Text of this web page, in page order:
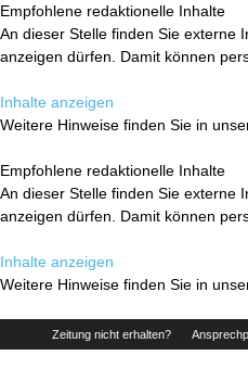
Empfohlene redaktionelle Inhalte
An dieser Stelle finden Sie externe
anzeigen dürfen. Damit können
Inhalte anzeigen
Weitere Hinweise finden Sie in
Empfohlene redaktionelle Inhalte
An dieser Stelle finden Sie externe
anzeigen dürfen. Damit können
Inhalte anzeigen
Weitere Hinweise finden Sie in
Zeitung nicht erhalten?